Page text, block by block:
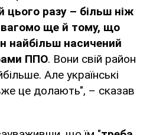
цього разу – більш ніж
вагомо ще й тому, що
найбільш насичений
ППО. Вони свій район
Але українські
це долають", – сказав